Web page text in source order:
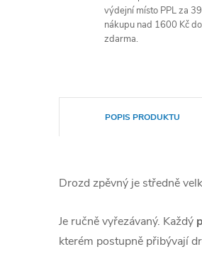
výdejní místo PPL za
nákupu nad 1600 Kč
zdarma.
POPIS PRODUKTU
Drozd zpěvný je středně
Je ručně vyřezávaný. Každý
kterém postupně přibývají